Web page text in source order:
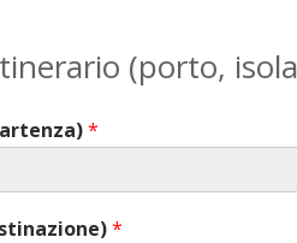
(porto,
*
*